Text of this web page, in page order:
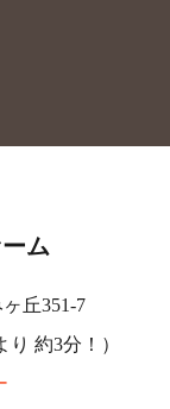
ム
丘351-7
約3分！）